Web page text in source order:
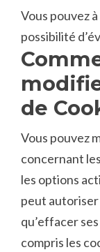
Vous pouvez
possibilité
de
Vous pouvez
concernant
les options
peut autoriser
qu’effacer
compris les